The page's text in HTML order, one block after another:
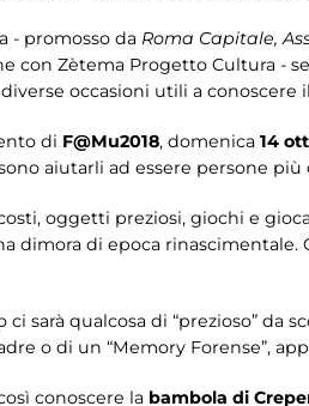
- promosso da Roma Capitale,
con Zètema Progetto Cultura -
occasioni utili a
di F@Mu2018, domenica 14
aiutarli ad essere persone
oggetti preziosi, giochi e
dimora di epoca
ci sarà qualcosa di “prezioso” da
o di un “Memory Forense”,
conoscere la bambola di